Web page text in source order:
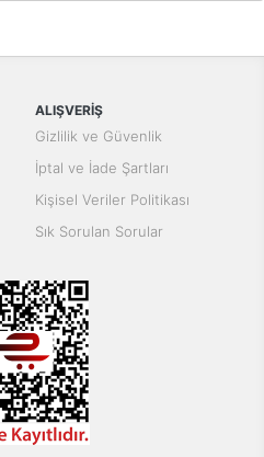
Yaz
görüntülenemiyor.
pahalı.
olmalı.
ALIŞVERİŞ
Gizlilik ve Güvenlik
İptal ve İade Şartları
Kişisel Veriler Politikası
Sık Sorulan Sorular